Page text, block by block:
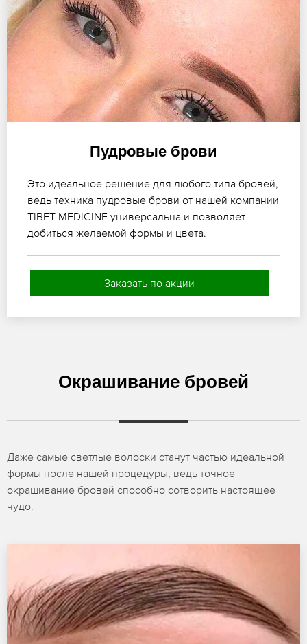
Пудровые брови
Это идеальное решение для любого типа бровей,
ведь техника пудровые брови от нашей компании
TIBET-MEDICINE универсальна и позволяет
добиться желаемой формы и цвета.
Заказать по акции
Окрашивание бровей
Даже самые светлые волоски станут частью идеальной
формы после нашей процедуры, ведь точное
окрашивание бровей способно сотворить настоящее
чудо.